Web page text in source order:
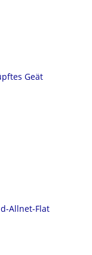
Geät
Allnet-Flat